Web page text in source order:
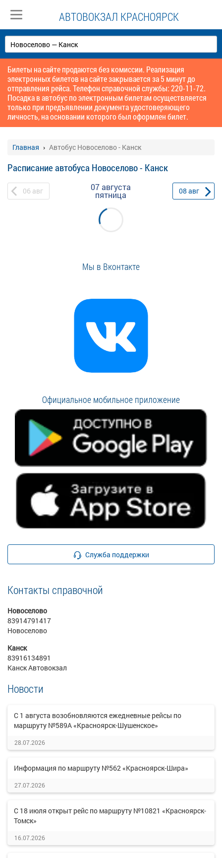
АВТОВОКЗАЛ КРАСНОЯРСК
Билеты на сайте продаются без комиссии. Реализация
электронных билетов на сайте закрывается за 5 минут до
отправления рейса. Телефон справочной службы: 220-11-72.
Посадка в автобус по электронным билетам осуществляется
только при предъявлении документа удостоверяющего
личность, на основании которого был оформлен билет.
Главная Автобус Новоселово - Канск
Расписание автобуса Новоселово - Канск
06 авг 07 августа
пятница 08 авг
Мы в Вконтакте
Официальное мобильное приложение
Служба поддержки
Контакты справочной
Новоселово
83914791417
Новоселово
Канск
83916134891
Канск Автовокзал
Новости
С 1 августа возобновляются ежедневные рейсы по
маршруту №589А «Красноярск-Шушенское»
28.07.2026
Информация по маршруту №562 «Красноярск-Шира»
27.07.2026
С 18 июля открыт рейс по маршруту №10821 «Красноярск-
Томск»
16.07.2026